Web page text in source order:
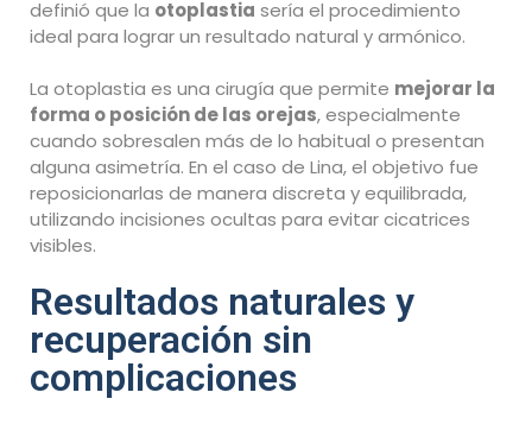
definió que la otoplastia sería el procedimiento
ideal para lograr un resultado natural y armónico.
La otoplastia es una cirugía que permite mejorar la
forma o posición de las orejas, especialmente
cuando sobresalen más de lo habitual o presentan
alguna asimetría. En el caso de Lina, el objetivo fue
reposicionarlas de manera discreta y equilibrada,
utilizando incisiones ocultas para evitar cicatrices
visibles.
Resultados naturales y
recuperación sin
complicaciones